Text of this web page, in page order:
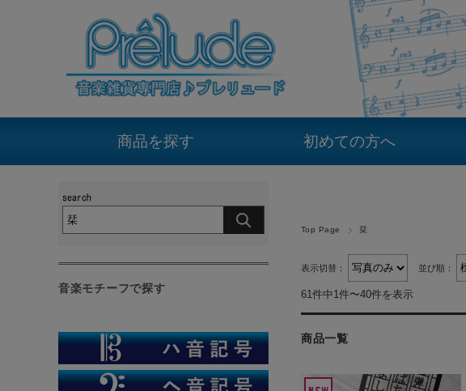
商品を探す 初めての方へ
Top Page 栞
表示切替： 並び順：
61件中1件〜40件を表示
商品一覧
音楽モチーフで探す